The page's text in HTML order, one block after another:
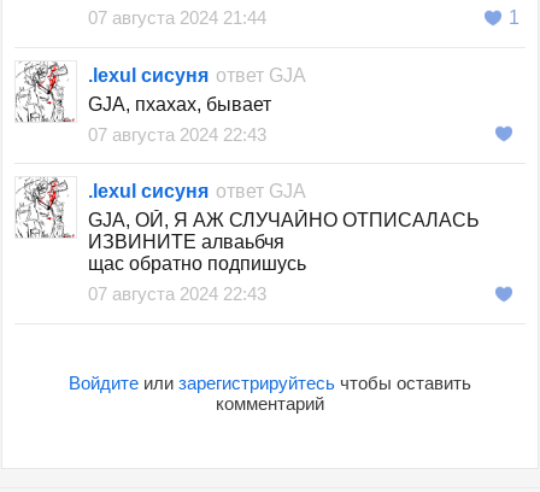
07 августа 2024 21:44
1
.lexul сисуня ответ GJA
GJA, пхахах, бывает
07 августа 2024 22:43
.lexul сисуня ответ GJA
GJA, ОЙ, Я АЖ СЛУЧАЙНО ОТПИСАЛАСЬ
ИЗВИНИТЕ алваьбчя
щас обратно подпишусь
07 августа 2024 22:43
Войдитеили зарегистрируйтесьчтобы оставить
комментарий